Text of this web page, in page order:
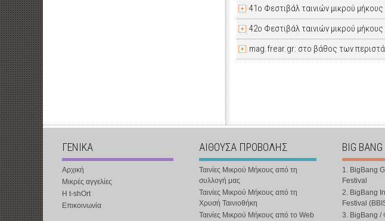
41ο Φεστιβάλ ταινιών μικρού
42ο Φεστιβάλ ταινιών μικρού
mag.frear.gr: στο βάθος των
ΓΕΝΙΚΑ
Αρχική
Μικρές αγγελίες
Η t-shOrt
Επικοινωνία
ΑΙΘΟΥΣΑ ΠΡΟΒΟΛΗΣ
Ταινίες Μικρού Μήκους από τη
συλλογή μας
Ταινίες Μικρού Μήκους από τη
Χρυσή Ταινιοθήκη
Ταινίες Μικρού Μήκους από το Web
BIG BANG
1. BigBang
Festival
2. BigBang
Festival
3. BigBang /